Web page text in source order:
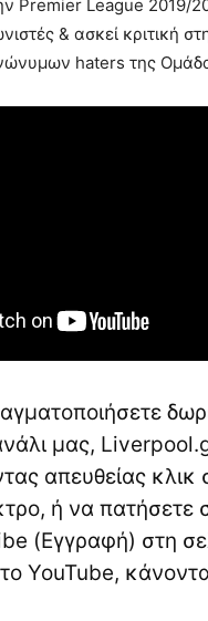
Premier League 2019/
& ασκεί κριτική
haters της
μας,
απευθείας κλικ
ή να πατήσετε
(Εγγραφή) στη
YouTube,